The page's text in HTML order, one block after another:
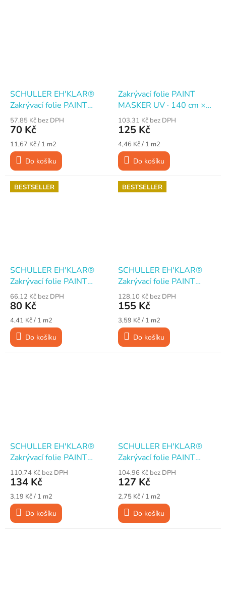
SCHULLER EH'KLAR®
Zakrývací folie PAINT
MASKER UV, 30 cm × 20
m, s maskovací páskou 15
mm
57,85 Kč bez DPH
70 Kč
Měrná
cena:
11,67 Kč / 1 m2
Do košíku
Zakrývací folie PAINT
MASKER UV · 140 cm ×
20 m · s maskovací páskou
15 mm
103,31 Kč bez DPH
125 Kč
Měrná
cena:
4,46 Kč / 1 m2
Do košíku
BESTSELLER
SCHULLER EH'KLAR®
Zakrývací folie PAINT
MASKER, 55 cm × 33 m, s
maskovací páskou 15 mm
66,12 Kč bez DPH
80 Kč
Měrná
cena:
4,41 Kč / 1 m2
Do košíku
BESTSELLER
SCHULLER EH'KLAR®
Zakrývací folie PAINT
MASKER, 270 cm × 16 m,
s maskovací páskou 15
mm
128,10 Kč bez DPH
155 Kč
Měrná
cena:
3,59 Kč / 1 m2
Do košíku
SCHULLER EH'KLAR®
Zakrývací folie PAINT
MASKER, 210 cm × 20 m,
s maskovací páskou 15
mm
110,74 Kč bez DPH
134 Kč
Měrná
cena:
3,19 Kč / 1 m2
Do košíku
SCHULLER EH'KLAR®
Zakrývací folie PAINT
MASKER, 140 cm × 33 m,
s maskovací páskou 15
mm
104,96 Kč bez DPH
127 Kč
Měrná
cena:
2,75 Kč / 1 m2
Do košíku